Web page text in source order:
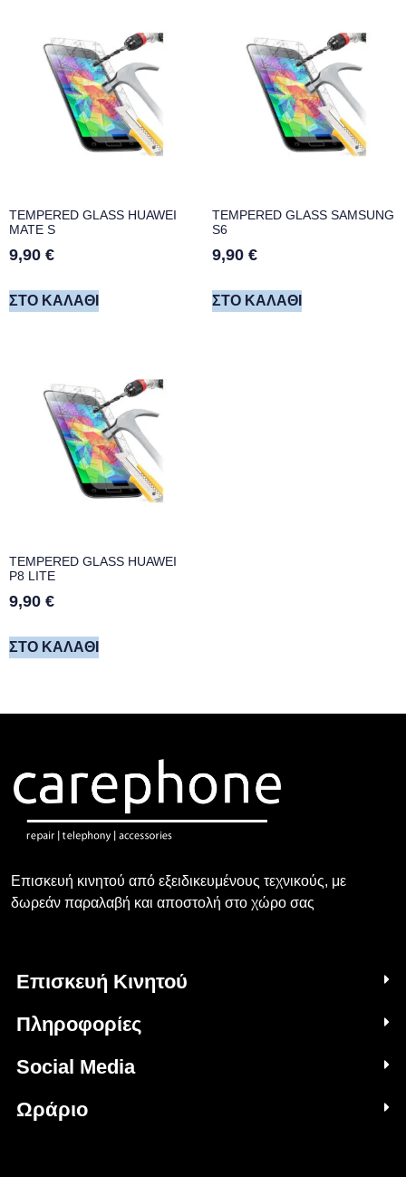
TEMPERED GLASS HUAWEI
MATE S
9,90 €
ΣΤΟ ΚΑΛΆΘΙ
TEMPERED GLASS SAMSUNG
S6
9,90 €
ΣΤΟ ΚΑΛΆΘΙ
TEMPERED GLASS HUAWEI
P8 LITE
9,90 €
ΣΤΟ ΚΑΛΆΘΙ
Επισκευή κινητού από εξειδικευμένους τεχνικούς, με
δωρεάν παραλαβή και αποστολή στο χώρο σας
Επισκευή Κινητού
Πληροφορίες
Social Media
Ωράριο